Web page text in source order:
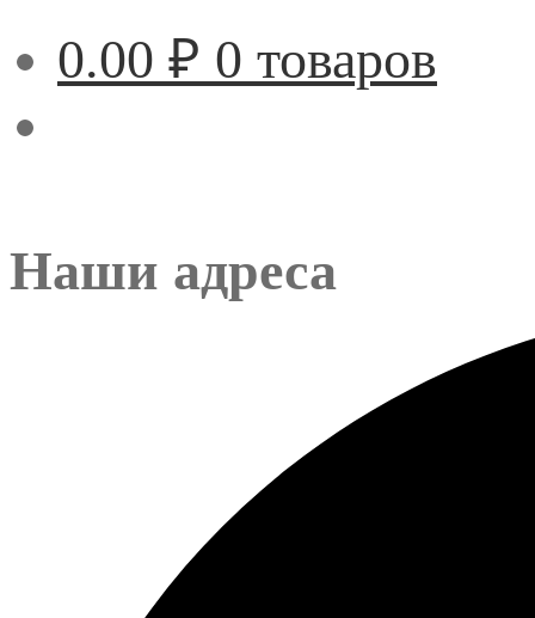
0.00 ₽ 0 товаров
Наши адреса